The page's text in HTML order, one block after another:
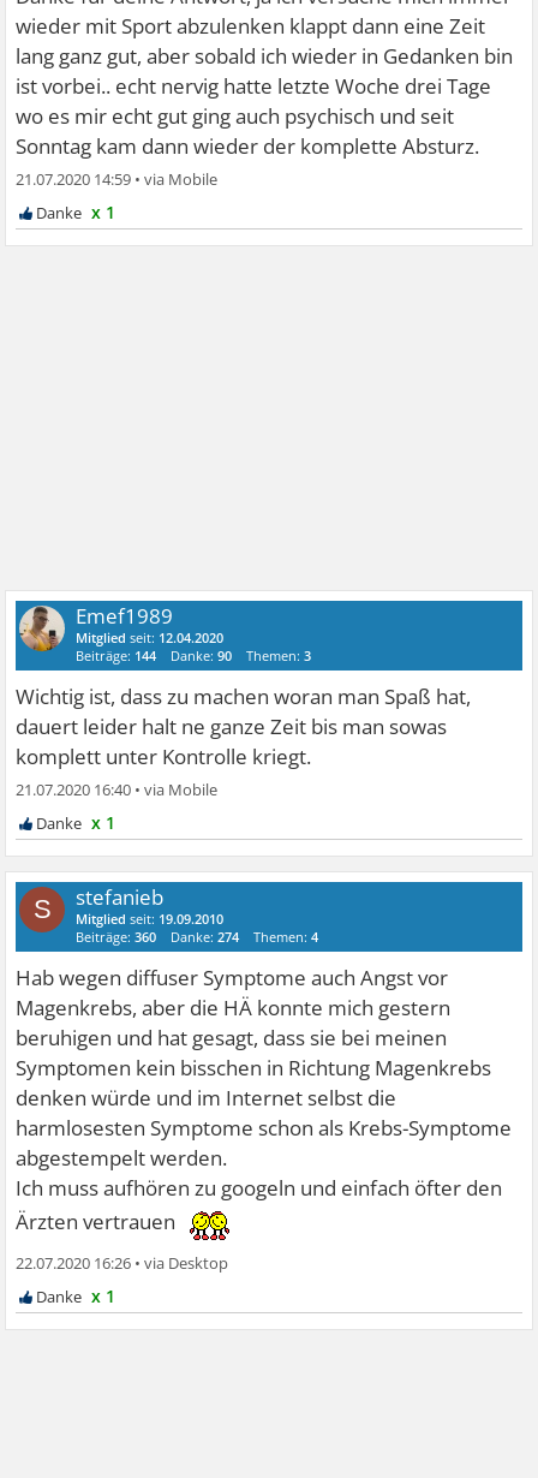
wieder mit Sport abzulenken klappt dann eine Zeit
lang ganz gut, aber sobald ich wieder in Gedanken bin
ist vorbei.. echt nervig hatte letzte Woche drei Tage
wo es mir echt gut ging auch psychisch und seit
Sonntag kam dann wieder der komplette Absturz.
21.07.2020 14:59 •
x 1
Emef1989
Mitglied seit: 12.04.2020
Beiträge: 144 Danke:90 Themen:3
Wichtig ist, dass zu machen woran man Spaß hat,
dauert leider halt ne ganze Zeit bis man sowas
komplett unter Kontrolle kriegt.
21.07.2020 16:40 •
x 1
S stefanieb
Mitglied seit: 19.09.2010
Beiträge:360 Danke:274 Themen:4
Hab wegen diffuser Symptome auch Angst vor
Magenkrebs, aber die HÄ konnte mich gestern
beruhigen und hat gesagt, dass sie bei meinen
Symptomen kein bisschen in Richtung Magenkrebs
denken würde und im Internet selbst die
harmlosesten Symptome schon als Krebs-Symptome
abgestempelt werden.
Ich muss aufhören zu googeln und einfach öfter den
Ärzten vertrauen
22.07.2020 16:26 •
x 1